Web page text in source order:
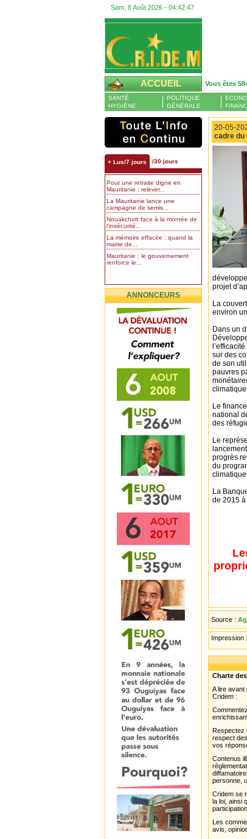
Sam, 8 Août 2026 - 04:42:47
ACCUEIL Vous êtes
SANTÉ
HYGIÈNE
POLITIQUE
GÉNÉRALE
+ Lus/7 jours /30 jours
Pour une retraite digne en
Mauritanie : relever...
La Mauritanie lance une
campagne de semis...
Nouakchott face à la montée de
l’insécurité...
La mémoire effacée : quand la
mairie de...
Mauritanie : le gouvernement
renforce le...
ANNONCEURS
20-05-
cadre du
projet
La
environ
Dans un
sur des
de son
pauvres
Le
national
des
Le
progrès
du
La
de 2015
Source :
Impression :
Charte
A lire
Cridem :
Respectez
respect
vos
Contenus
personne,
Cridem se
la loi, ainsi
Les
avis,